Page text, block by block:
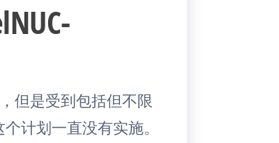
但是受到包括但不限
计划一直没有实施。